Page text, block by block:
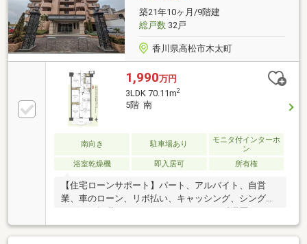
築21年10ヶ月/9階建
総戸数32戸
香川県高松市木太町
1,990万円
3LDK 70.11m2
5階 南
南向き 駐車場あり
モニタ付インターホ
ン
浴室乾燥機
即入居可 所有権
【住宅ローンサポート】パート、アルバイト、自営
業、車のローン、リボ払い、キャッシング、シングル
など住宅ローン審査が不安、「自分は無理かも…」と
いう方ほどご相談ください！▼審査通過例・年収300